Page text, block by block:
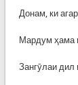
Донам, ки
Мардум ҳама
Зангӯлаи дил